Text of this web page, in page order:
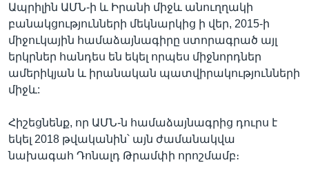
Ապրիլին ԱՄՆ-ի և Իրանի միջև անուղղակի
բանակցությունների մեկնարկից ի վեր, 2015-ի
միջուկային համաձայնագիրը ստորագրած այլ
երկրներ հանդես են եկել որպես միջնորդներ
ամերիկյան և իրանական պատվիրակությունների
միջև:
Հիշեցնենք, որ ԱՄՆ-ն համաձայնագրից դուրս է
եկել 2018 թվականին՝ այն ժամանակվա
նախագահ Դոնալդ Թրամփի որոշմամբ։